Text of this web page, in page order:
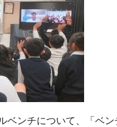
ベンチについて、「ベ